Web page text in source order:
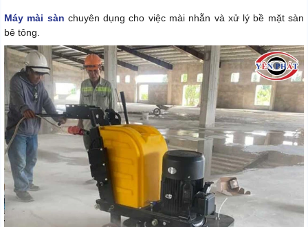
Máy mài sàn chuyên dụng cho việc mài nhẵn và xử lý bề mặt sàn
bê tông.